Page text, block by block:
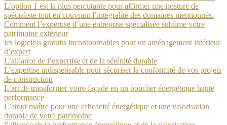
L’option 1 est la plus percutante pour affirmer une posture de
spécialiste tout en couvrant l’intégralité des domaines mentionnés.
Comment l’expertise d’une entreprise spécialisée sublime votre
patrimoine extérieur
les logiciels gratuits incontournables pour un aménagement intérieur
d’expert
L’alliance de l’expertise et de la sérénité durable
L’expertise indispensable pour sécuriser la conformité de vos projets
de construction
L’art de transformer votre façade en un bouclier énergétique haute
performance
L’atout maître pour une efficacité énergétique et une valorisation
durable de votre patrimoine